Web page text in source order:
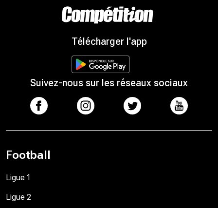
Télécharger l'app
Suivez-nous sur les réseaux sociaux
Football
Ligue 1
Ligue 2